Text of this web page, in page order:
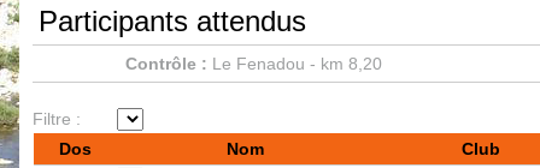
Participants attendus
Contrôle : Le Fenadou - km 8,20
Filtre :
Dos
Nom
Club